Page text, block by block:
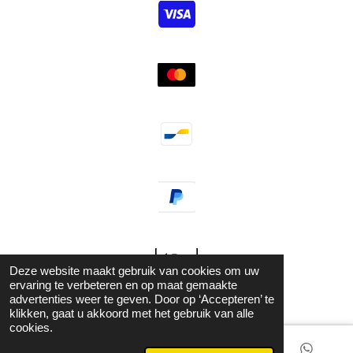
Deze website maakt gebruik van cookies om uw
ervaring te verbeteren en op maat gemaakte
advertenties weer te geven. Door op ‘Accepteren’ te
klikken, gaat u akkoord met het gebruik van alle
cookies.
© 2021 - 2026 Guzel Jewels & Fashion
Powered byJouwWeb